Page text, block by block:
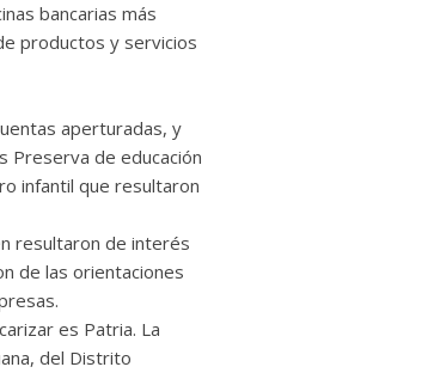
bancarias más
productos y servicios
aperturadas, y
Preserva de educación
infantil que resultaron
resultaron de interés
de las orientaciones
es Patria. La
del Distrito